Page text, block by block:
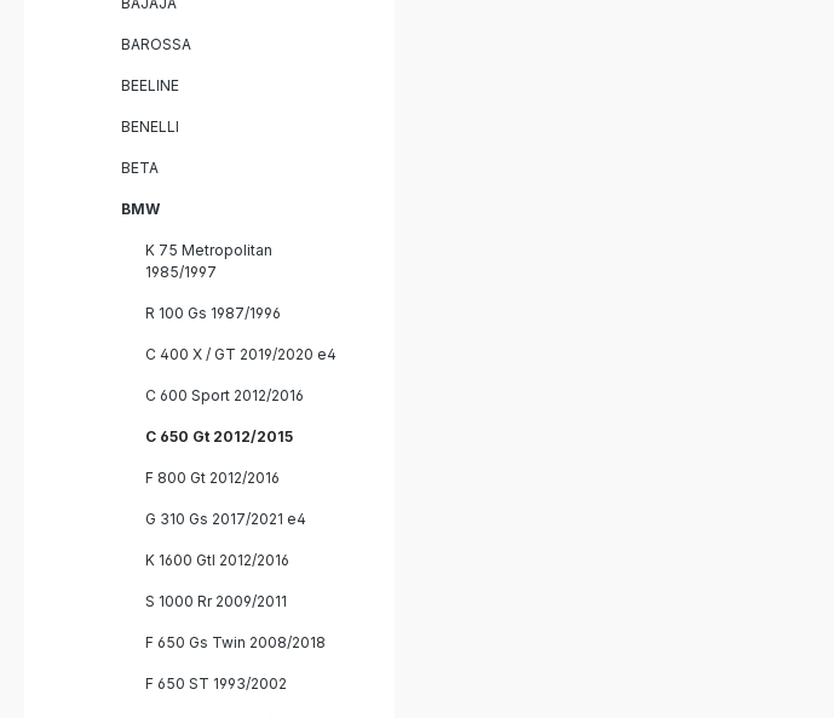
BAROSSA
BEELINE
BENELLI
BETA
BMW
K 75 Metropolitan
1985/1997
R 100 Gs 1987/1996
C 400 X / GT 2019/2020 e4
C 600 Sport 2012/2016
C 650 Gt 2012/2015
F 800 Gt 2012/2016
G 310 Gs 2017/2021 e4
K 1600 Gtl 2012/2016
S 1000 Rr 2009/2011
F 650 Gs Twin 2008/2018
F 650 ST 1993/2002